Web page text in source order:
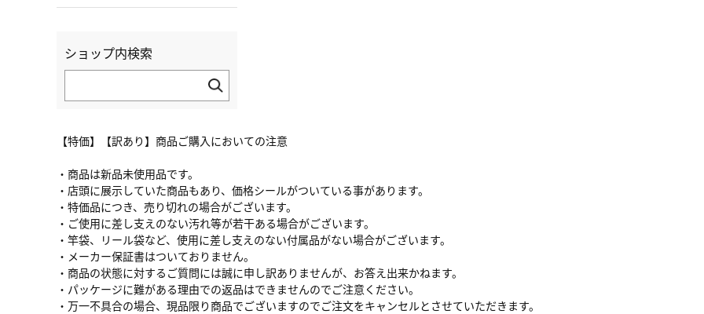
【特価】【訳あり】商品ご購入においての注意
・商品は新品未使用品です。
・店頭に展示していた商品もあり、価格シールがついている事があります。
・特価品につき、売り切れの場合がございます。
・ご使用に差し支えのない汚れ等が若干ある場合がございます。
・竿袋、リール袋など、使用に差し支えのない付属品がない場合がございます。
・メーカー保証書はついておりません。
・商品の状態に対するご質問には誠に申し訳ありませんが、お答え出来かねます。
・パッケージに難がある理由での返品はできませんのでご注意ください。
・万一不具合の場合、現品限り商品でございますのでご注文をキャンセルとさせていただきます。
ショップ内検索